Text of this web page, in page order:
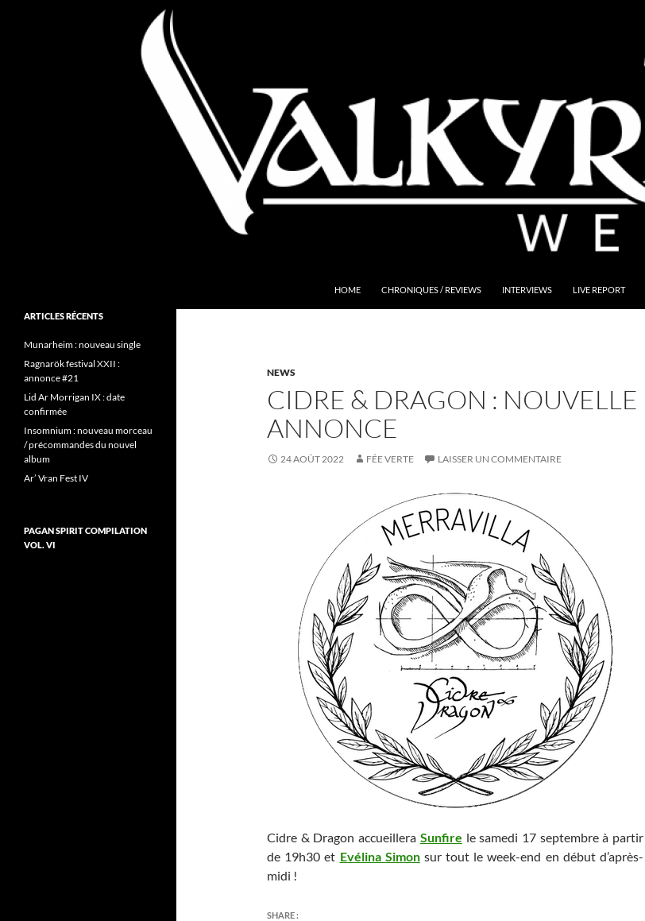
HOME CHRONIQUES / REVIEWS INTERVIEWS LIVE REPORT
NEWS
CIDRE & DRAGON : NOUVELLE
ANNONCE
24 AOÛT 2022 FÉE VERTE LAISSER UN COMMENTAIRE
Cidre & Dragon accueillera Sunfire le samedi 17 septembre à partir
de 19h30 et Evélina Simonsur tout le week-end en début d’après-
midi !
SHARE :
Folk Pagan Webzine
ARTICLES RÉCENTS
Munarheim : nouveau single
Ragnarök festival XXII :
annonce #21
Lid Ar Morrigan IX : date
confirmée
Insomnium : nouveau morceau
/ précommandes du nouvel
album
Ar’ Vran Fest IV
PAGAN SPIRIT COMPILATION
VOL. VI